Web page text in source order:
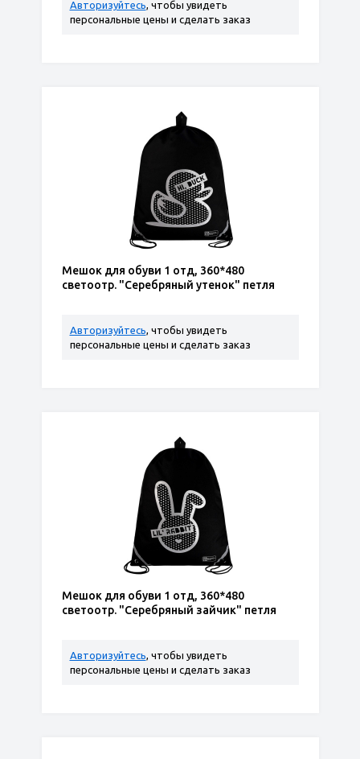
Авторизуйтесь, чтобы увидеть
персональные цены и сделать заказ
Мешок для обуви 1 отд, 360*480
светоотр. "Серебряный утенок" петля
Авторизуйтесь, чтобы увидеть
персональные цены и сделать заказ
Мешок для обуви 1 отд, 360*480
светоотр. "Серебряный зайчик" петля
Авторизуйтесь, чтобы увидеть
персональные цены и сделать заказ